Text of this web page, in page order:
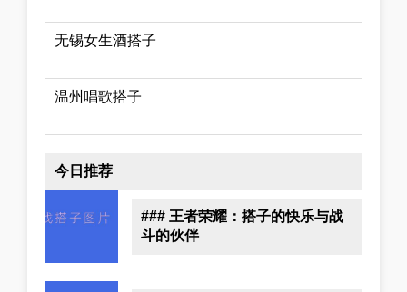
无锡女生酒搭子
温州唱歌搭子
今日推荐
### 王者荣耀：搭子的快乐与战
斗的伙伴